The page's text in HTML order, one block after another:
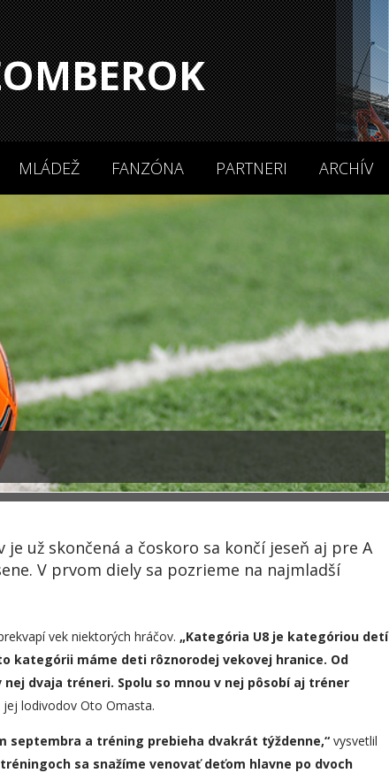
MLÁDEŽ FANZÓNA PARTNERI ARCHÍV
je už skončená a čoskoro sa končí jeseň aj pre A
V prvom diely sa pozrieme na najmladší
vek niektorých hráčov. „Kategória U8 je kategóriou detí
kategórii máme deti rôznorodej vekovej hranice. Od
dvaja tréneri. Spolu so mnou v nej pôsobí aj tréner
lodivodov Oto Omasta.
septembra a tréning prebieha dvakrát týždenne,“ vysvetlil
sa snažíme venovať deťom hlavne po dvoch